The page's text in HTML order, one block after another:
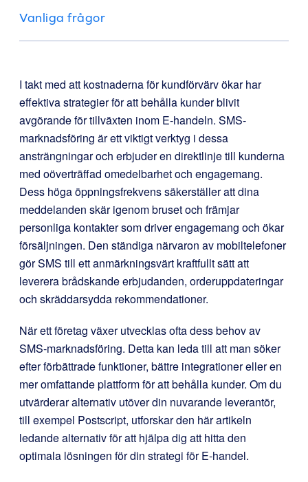
Vanliga frågor
I takt med att kostnaderna för kundförvärv ökar har
effektiva strategier för att behålla kunder blivit
avgörande för tillväxten inom E-handeln. SMS-
marknadsföring är ett viktigt verktyg i dessa
ansträngningar och erbjuder en direktlinje till kunderna
med oöverträffad omedelbarhet och engagemang.
Dess höga öppningsfrekvens säkerställer att dina
meddelanden skär igenom bruset och främjar
personliga kontakter som driver engagemang och ökar
försäljningen. Den ständiga närvaron av mobiltelefoner
gör SMS till ett anmärkningsvärt kraftfullt sätt att
leverera brådskande erbjudanden, orderuppdateringar
och skräddarsydda rekommendationer.
När ett företag växer utvecklas ofta dess behov av
SMS-marknadsföring. Detta kan leda till att man söker
efter förbättrade funktioner, bättre integrationer eller en
mer omfattande plattform för att behålla kunder. Om du
utvärderar alternativ utöver din nuvarande leverantör,
till exempel Postscript, utforskar den här artikeln
ledande alternativ för att hjälpa dig att hitta den
optimala lösningen för din strategi för E-handel.